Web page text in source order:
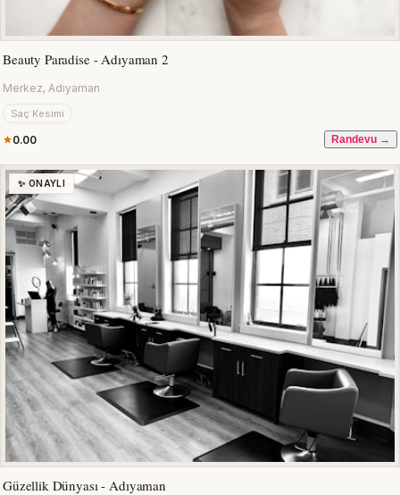
Beauty Paradise - Adıyaman 2
Merkez, Adıyaman
Saç Kesimi
0.00 Randevu →
✨ ONAYLI
Güzellik Dünyası - Adıyaman